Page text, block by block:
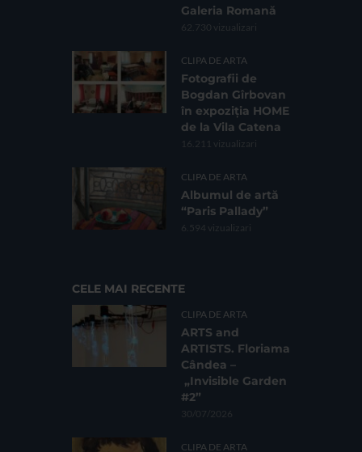
Galeria Romană
62.730 vizualizari
CLIPA DE ARTA
Fotografii de
Bogdan Gîrbovan
în expoziția HOME
de la Vila Catena
16.211 vizualizari
CLIPA DE ARTA
Albumul de artă
“Paris Pallady”
6.594 vizualizari
CELE MAI RECENTE
CLIPA DE ARTA
ARTS and
ARTISTS. Floriama
Cândea –
„Invisible Garden
#2”
30/07/2026
CLIPA DE ARTA